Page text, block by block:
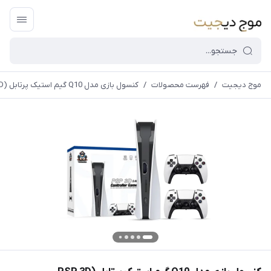
قیمت و
باشد،باخیال
موج دیجیت / فهرست محصولات / کنسول بازی مدل Q10 گیم استیک پرتابل (PSP 3D